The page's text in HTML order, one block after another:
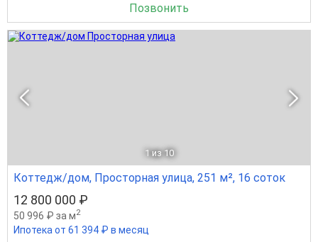
Позвонить
1 из 10
Коттедж/дом, Просторная улица, 251 м², 16 соток
12 800 000 ₽
50 996 ₽ за м2
Ипотека от 61 394 ₽ в месяц